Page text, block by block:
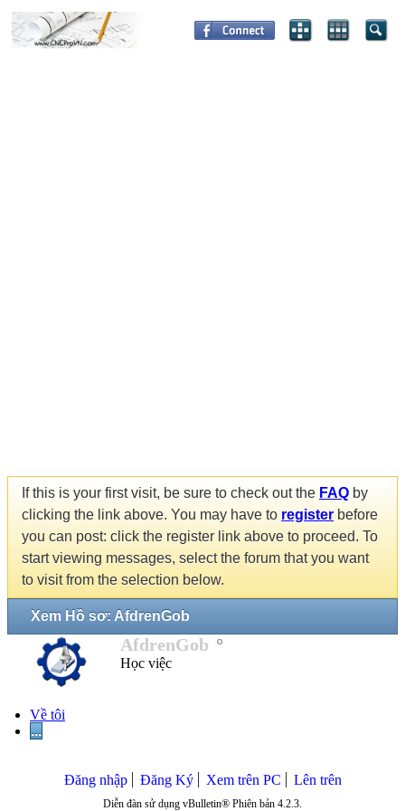
If this is your first visit, be sure to check out the FAQ by
clicking the link above. You may have to register before
you can post: click the register link above to proceed. To
start viewing messages, select the forum that you want
to visit from the selection below.
Xem Hồ sơ: AfdrenGob
AfdrenGob
Học việc
Về tôi
...
Đăng nhập Đăng Ký Xem trên PC Lên trên
Diễn đàn sử dụng vBulletin® Phiên bản 4.2.3.